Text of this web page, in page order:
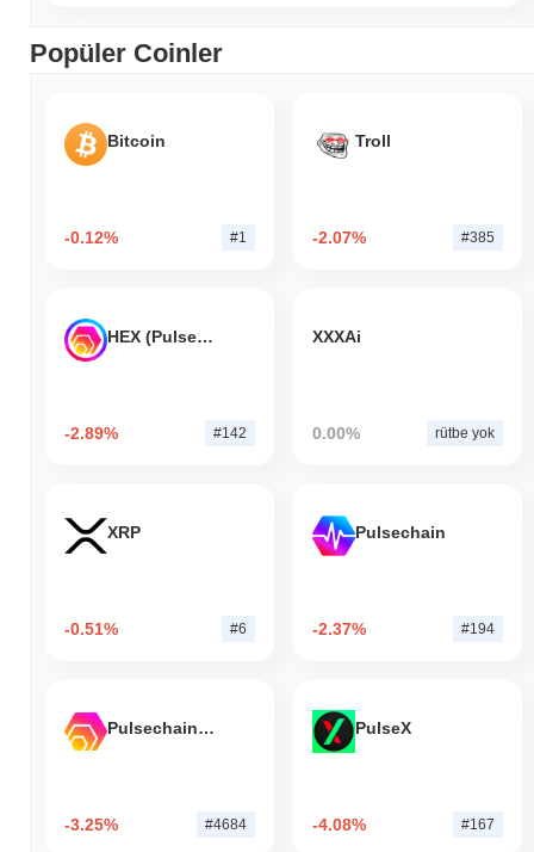
Popüler Coinler
Bitcoin
-0.12% #1
Troll
-2.07% #385
HEX (Pulsechain)
-2.89% #142
XXXAi
0.00% rütbe yok
XRP
-0.51% #6
Pulsechain
-2.37% #194
Pulsechain Bridged HEX (Pulsechain)
-3.25% #4684
PulseX
-4.08% #167